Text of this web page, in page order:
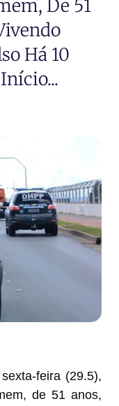
De 51
Há 10
feira (29.5),
de 51 anos,